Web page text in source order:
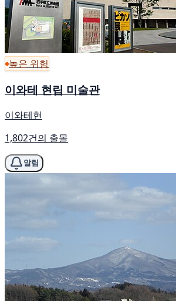
높은 위험
이와테 현립 미술관
이와테현
1,802건의 출몰
알림